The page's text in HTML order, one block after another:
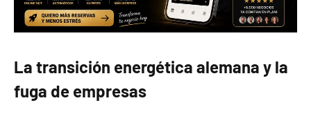
La transición energética alemana y la
fuga de empresas